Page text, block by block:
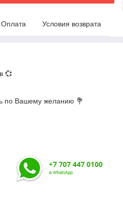
Оплата Условия возврата
💞
по Вашему желанию 💐